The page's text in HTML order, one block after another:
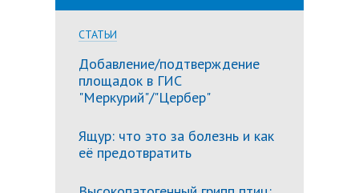
СТАТЬИ
Добавление/подтверждение
площадок в ГИС
"Меркурий"/"Цербер"
Ящур: что это за болезнь и как
её предотвратить